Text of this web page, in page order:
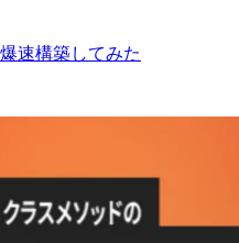
速構築してみた